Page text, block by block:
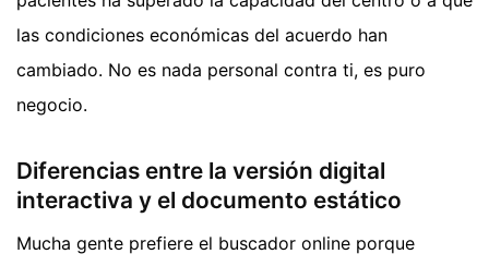
las condiciones económicas del acuerdo han
cambiado. No es nada personal contra ti, es puro
negocio.
Diferencias entre la versión digital
interactiva y el documento estático
Mucha gente prefiere el buscador online porque